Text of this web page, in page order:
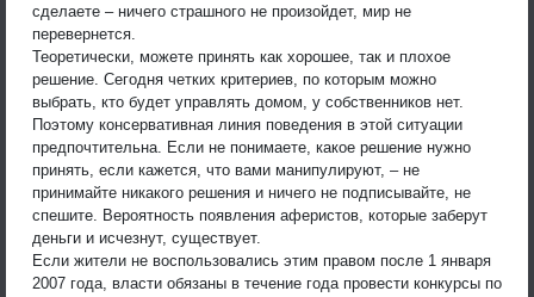
сделаете – ничего страшного не произойдет, мир не
перевернется.
Теоретически, можете принять как хорошее, так и плохое
решение. Сегодня четких критериев, по которым можно
выбрать, кто будет управлять домом, у собственников нет.
Поэтому консервативная линия поведения в этой ситуации
предпочтительна. Если не понимаете, какое решение нужно
принять, если кажется, что вами манипулируют, – не
принимайте никакого решения и ничего не подписывайте, не
спешите. Вероятность появления аферистов, которые заберут
деньги и исчезнут, существует.
Если жители не воспользовались этим правом после 1 января
2007 года, власти обязаны в течение года провести конкурсы по